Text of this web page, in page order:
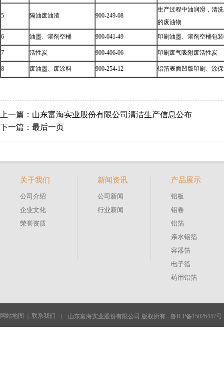
5 隔油废油渣 900-249-08
生产过程中油润滑，清
的废油物
6 油墨、溶剂空桶 900-041-49 印刷油墨、溶剂空桶包
7 活性炭 900-406-06 印刷废气吸附废活性炭
8 废油墨、废涂料 900-254-12 铝箔表面凹版印刷、涂
上一篇： 山东富海实业股份有限公司清洁生产信息公布
下一篇： 最后一页
关于我们
公司介绍
企业文化
荣誉资质
新闻资讯
公司新闻
行业新闻
产品展示
铝板
铝卷
铝箔
亲水铝箔
容器箔
电子箔
药用铝箔
网站地图 联系我们 山东富海实业股份有限公司 版权所有 - 鲁ICP备15026447号